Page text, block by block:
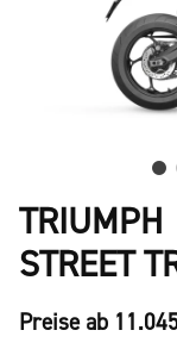
TRIUMPH
STREET
Preise ab